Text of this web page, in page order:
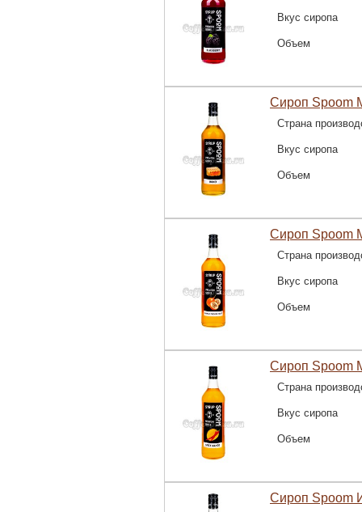
Вкус сиропа
Объем
Сироп Spoom
Страна
Вкус сиропа
Объем
Сироп Spoom
Страна
Вкус сиропа
Объем
Сироп Spoom
Страна
Вкус сиропа
Объем
Сироп Spoom